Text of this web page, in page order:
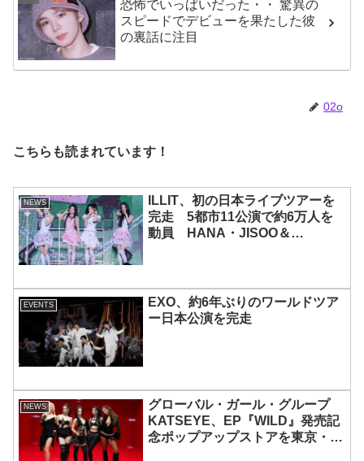
恐怖でいっぱいだった・・ 驚異の
スピードでデビューを果たした彼
の裏話に注目
02o
こちらも読まれています！
NEWS
ILLIT、初の日本ライブツアーを
完走 5都市11公演で約6万人を
動員 HANA・JISOO＆
EVENTS
EXO、約6年ぶりのワールドツア
ー日本公演を完走
NEWS
グローバル・ガール・グループ
KATSEYE、EP『WILD』発売記
念ポップアップストアを東京・原